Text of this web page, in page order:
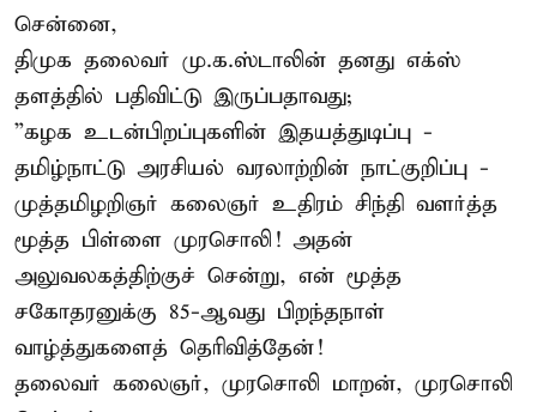
சென்னை,
திமுக தலைவர் மு.க.ஸ்டாலின் தனது எக்ஸ்
தளத்தில் பதிவிட்டு இருப்பதாவது;
”கழக உடன்பிறப்புகளின் இதயத்துடிப்பு -
தமிழ்நாட்டு அரசியல் வரலாற்றின் நாட்குறிப்பு -
முத்தமிழறிஞர் கலைஞர் உதிரம் சிந்தி வளர்த்த
மூத்த பிள்ளை முரசொலி! அதன்
அலுவலகத்திற்குச் சென்று, என் மூத்த
சகோதரனுக்கு 85-ஆவது பிறந்தநாள்
வாழ்த்துகளைத் தெரிவித்தேன்!
தலைவர் கலைஞர், முரசொலி மாறன், முரசொலி